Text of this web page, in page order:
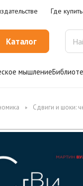
Где купить
Каталог
мышление
Сдвиги и шоки: